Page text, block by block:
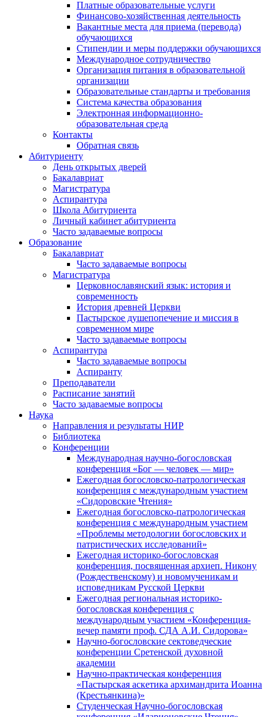
Платные образовательные услуги
Финансово-хозяйственная деятельность
Вакантные места для приема (перевода)
обучающихся
Стипендии и меры поддержки обучающихся
Международное сотрудничество
Организация питания в образовательной
организации
Образовательные стандарты и требования
Система качества образования
Электронная информационно-
образовательная среда
Контакты
Обратная связь
Абитуриенту
День открытых дверей
Бакалавриат
Магистратура
Аспирантура
Школа Абитуриента
Личный кабинет абитуриента
Часто задаваемые вопросы
Образование
Бакалавриат
Часто задаваемые вопросы
Магистратура
Церковнославянский язык: история и
современность
История древней Церкви
Пастырское душепопечение и миссия в
современном мире
Часто задаваемые вопросы
Аспирантура
Часто задаваемые вопросы
Аспиранту
Преподаватели
Расписание занятий
Часто задаваемые вопросы
Наука
Направления и результаты НИР
Библиотека
Конференции
Международная научно-богословская
конференция «Бог — человек — мир»
Ежегодная богословско-патрологическая
конференция с международным участием
«Сидоровские Чтения»
Ежегодная богословско-патрологическая
конференция с международным участием
«Проблемы методологии богословских и
патристических исследований»
Ежегодная историко-богословская
конференция, посвященная архиеп. Никону
(Рождественскому) и новомученикам и
исповедникам Русской Церкви
Ежегодная региональная историко-
богословская конференция с
международным участием «Конференция-
вечер памяти проф. СДА А.И. Сидорова»
Научно-богословские сектоведческие
конференции Сретенской духовной
академии
Научно-практическая конференция
«Пастырская аскетика архимандрита Иоанна
(Крестьянкина)»
Студенческая Научно-богословская